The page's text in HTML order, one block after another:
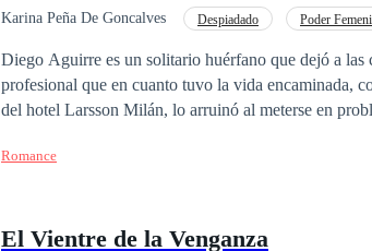
Karina Peña De Goncalves Despiadado Poder
Diego Aguirre es un solitario huérfano que dejó a las
profesional que en cuanto tuvo la vida encaminada,
del hotel Larsson Milán, lo arruinó al meterse en
millonaria, hermosa y valiente que ha sido desde
no todo lo que brilla es oro, no podemos juzgar a las
Romance
El Vientre de la Venganza